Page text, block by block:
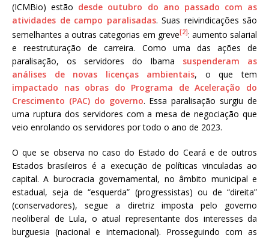
(ICMBio) estão desde outubro do ano passado com as
atividades de campo paralisadas. Suas reivindicações são
semelhantes a outras categorias em greve[2]: aumento salarial
e reestruturação de carreira. Como uma das ações de
paralisação, os servidores do Ibama suspenderam as
análises de novas licenças ambientais, o que tem
impactado nas obras do Programa de Aceleração do
Crescimento (PAC) do governo. Essa paralisação surgiu de
uma ruptura dos servidores com a mesa de negociação que
veio enrolando os servidores por todo o ano de 2023.
O que se observa no caso do Estado do Ceará e de outros
Estados brasileiros é a execução de políticas vinculadas ao
capital. A burocracia governamental, no âmbito municipal e
estadual, seja de “esquerda” (progressistas) ou de “direita”
(conservadores), segue a diretriz imposta pelo governo
neoliberal de Lula, o atual representante dos interesses da
burguesia (nacional e internacional). Prosseguindo com as